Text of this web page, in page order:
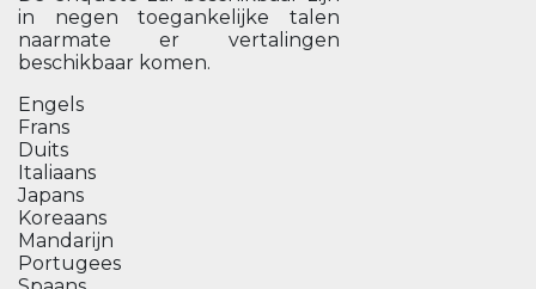
in negen toegankelijke talen
naarmate er vertalingen
beschikbaar komen.
Engels
Frans
Duits
Italiaans
Japans
Koreaans
Mandarijn
Portugees